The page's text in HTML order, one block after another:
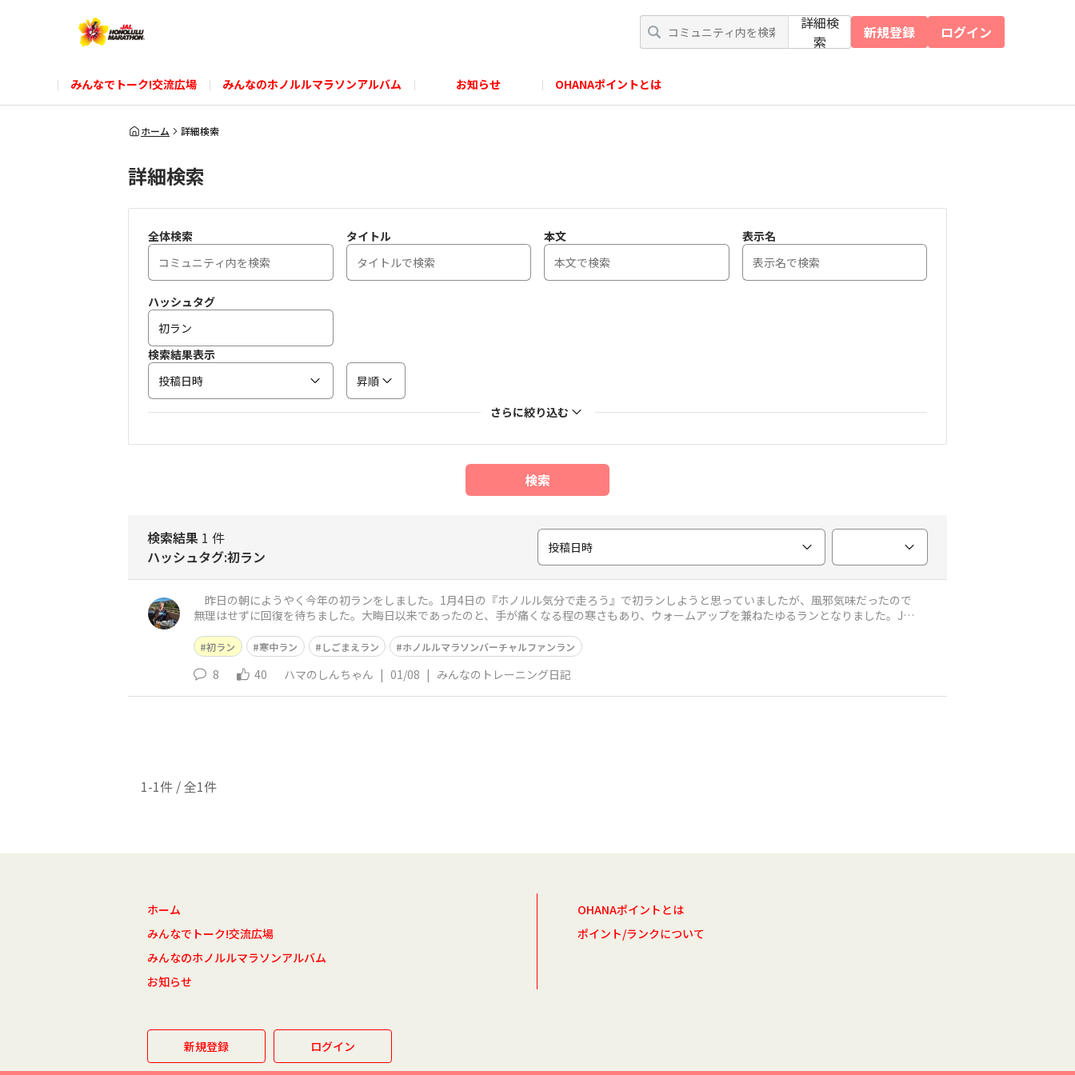
詳細検
索
新規登録 ログイン
みんなでトーク!交流広場 みんなのホノルルマラソンアルバム お知らせ OHANAポイントとは
ホーム 詳細検索
詳細検索
全体検索 タイトル 本文 表示名
ハッシュタグ
検索結果表示
投稿日時
昇順
さらに絞り込む
検索
検索結果 1 件
ハッシュタグ:初ラン
投稿日時
昨日の朝にようやく今年の初ランをしました。1月4日の『ホノルル気分で走ろう』で初ランしようと思っていましたが、風邪気味だったので
無理はせずに回復を待ちました。大晦日以来であったのと、手が痛くなる程の寒さもあり、ウォームアップを兼ねたゆるランとなりました。JAL
初ラン 寒中ラン しごまえラン ホノルルマラソンバーチャルファンラン
8 40 ハマのしんちゃん | 01/08 | みんなのトレーニング日記
1-1件 / 全1件
ホーム
みんなでトーク!交流広場
みんなのホノルルマラソンアルバム
お知らせ
OHANAポイントとは
ポイント/ランクについて
新規登録 ログイン